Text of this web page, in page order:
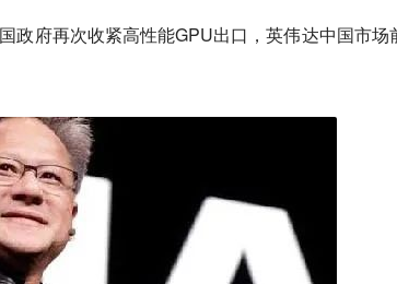
政府再次收紧高性能GPU出口，英伟达中国市场